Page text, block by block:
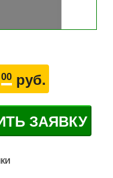
00руб.
ЗАЯВКУ